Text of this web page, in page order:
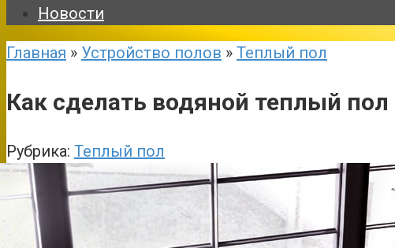
Новости
Главная » Устройство полов » Теплый пол
Как сделать водяной теплый
Рубрика: Теплый пол